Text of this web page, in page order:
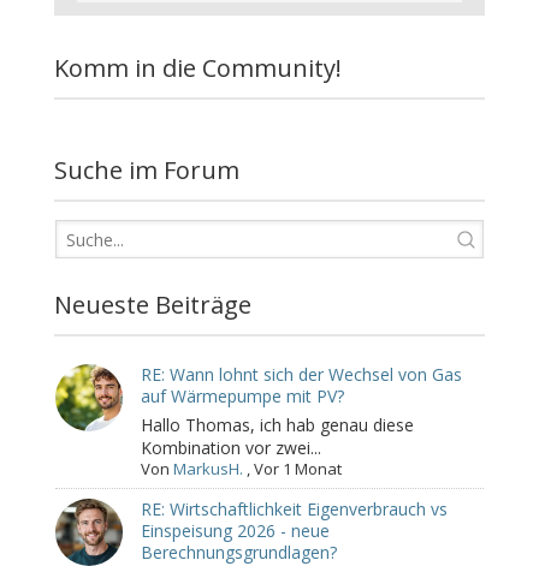
Komm in die Community!
Suche im Forum
Neueste Beiträge
RE: Wann lohnt sich der Wechsel von Gas
auf Wärmepumpe mit PV?
Hallo Thomas, ich hab genau diese
Kombination vor zwei...
VonMarkusH. ,Vor 1 Monat
RE: Wirtschaftlichkeit Eigenverbrauch vs
Einspeisung 2026 - neue
Berechnungsgrundlagen?